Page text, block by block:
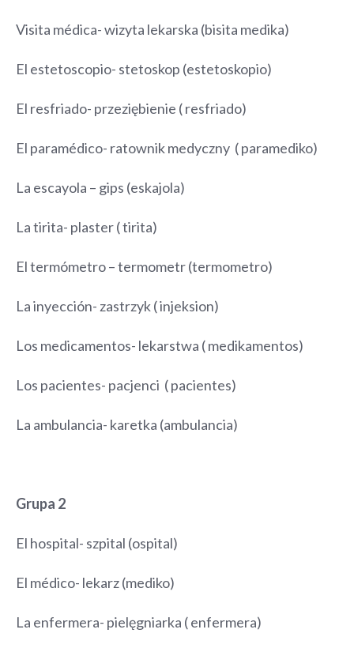
Visita médica- wizyta lekarska (bisita medika)
El estetoscopio- stetoskop (estetoskopio)
El resfriado- przeziębienie ( resfriado)
El paramédico- ratownik medyczny ( paramediko)
La escayola – gips (eskajola)
La tirita- plaster ( tirita)
El termómetro – termometr (termometro)
La inyección- zastrzyk ( injeksion)
Los medicamentos- lekarstwa ( medikamentos)
Los pacientes- pacjenci ( pacientes)
La ambulancia- karetka (ambulancia)
Grupa 2
El hospital- szpital (ospital)
El médico- lekarz (mediko)
La enfermera- pielęgniarka ( enfermera)